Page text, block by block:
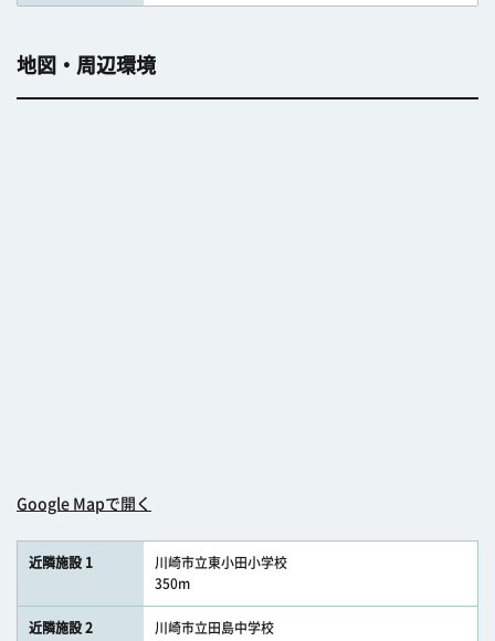
地図・周辺環境
Google Mapで開く
近隣施設 1
川崎市立東小田小学校
350m
近隣施設 2
川崎市立田島中学校